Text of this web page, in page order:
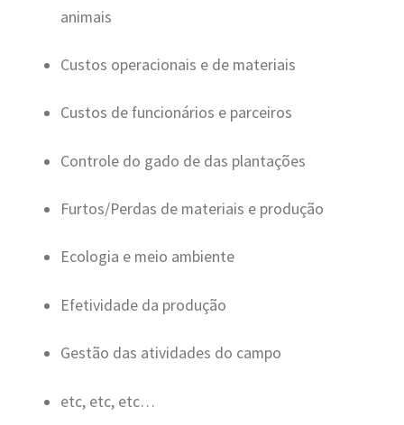
animais
Custos operacionais e de materiais
Custos de funcionários e parceiros
Controle do gado de das plantações
Furtos/Perdas de materiais e produção
Ecologia e meio ambiente
Efetividade da produção
Gestão das atividades do campo
etc, etc, etc…